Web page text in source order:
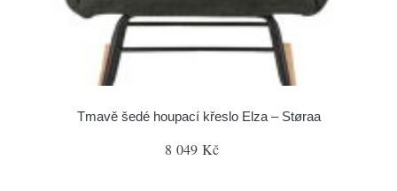
Tmavě šedé houpací křeslo Elza – Støraa
8 049 Kč